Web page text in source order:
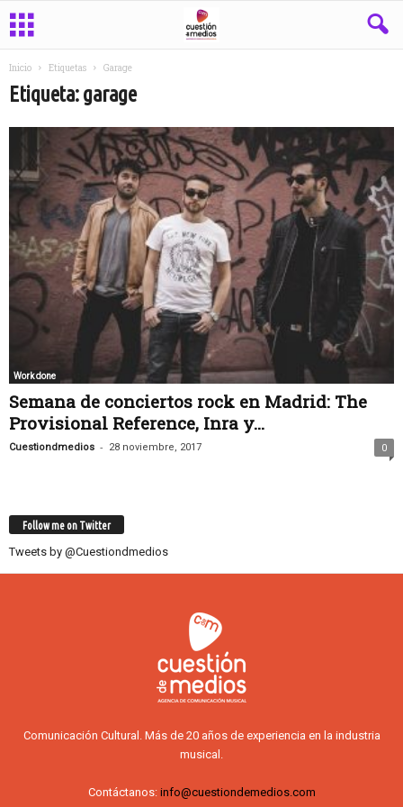
Inicio Etiquetas Garage
Etiqueta: garage
Work done
Semana de conciertos rock en Madrid: The
Provisional Reference, Inra y...
Cuestiondmedios - 28 noviembre, 2017 0
Follow me on Twitter
Tweets by @Cuestiondmedios
Comunicación Cultural. Más de 20 años de experiencia en la industria
musical.
Contáctanos: info@cuestiondemedios.com